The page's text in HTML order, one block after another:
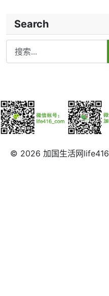
Search
Search
© 2026 加国生活网life416